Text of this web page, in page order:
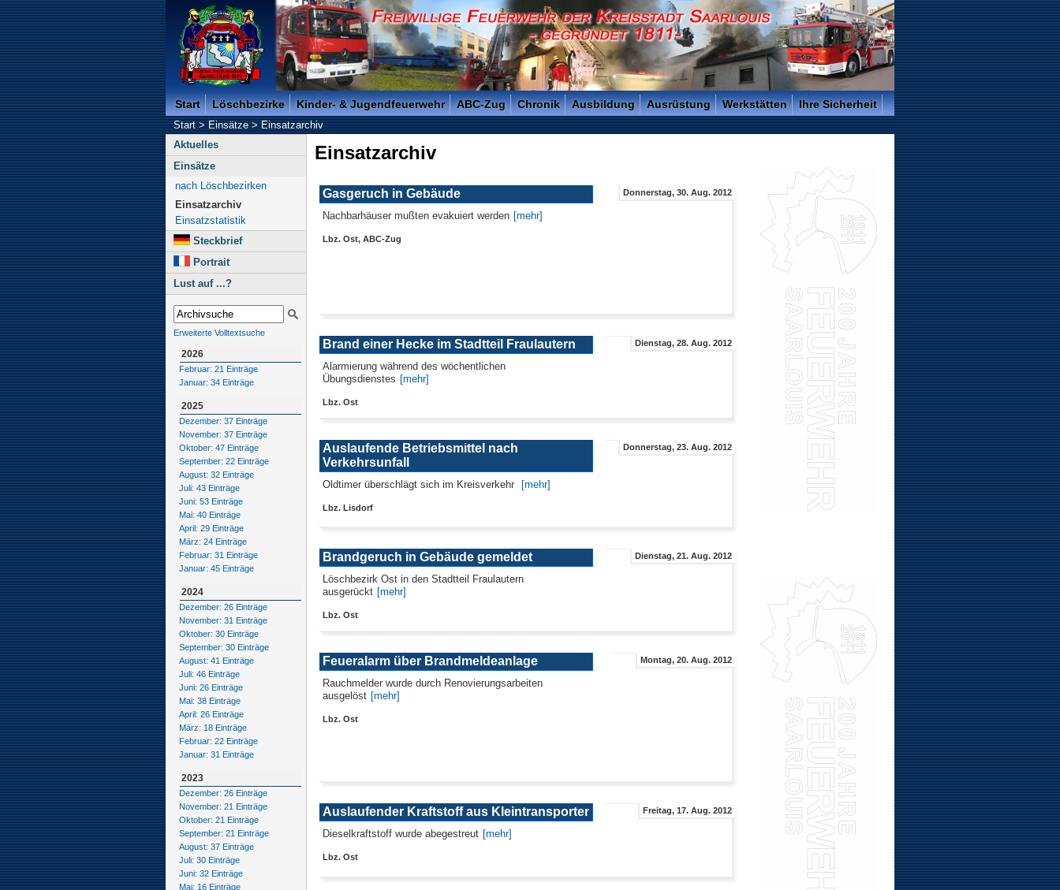
Freiwillige Feuerwehr der Kreisstadt Saarlouis - Gegründet 1811 -
Start Löschbezirke Kinder- & Jugendfeuerwehr ABC-Zug Chronik Ausbildung Ausrüstung Werkstätten Ihre Sicherheit
Start>Einsätze>Einsatzarchiv
Aktuelles
Einsätze
nach Löschbezirken
Einsatzarchiv
Einsatzstatistik
Steckbrief
Portrait
Lust auf ...?
Erweiterte Volltextsuche
2026
Februar: 21 Einträge
Januar: 34 Einträge
2025
Dezember: 37 Einträge
November: 37 Einträge
Oktober: 47 Einträge
September: 22 Einträge
August: 32 Einträge
Juli: 43 Einträge
Juni: 53 Einträge
Mai: 40 Einträge
April: 29 Einträge
März: 24 Einträge
Februar: 31 Einträge
Januar: 45 Einträge
2024
Dezember: 26 Einträge
November: 31 Einträge
Oktober: 30 Einträge
September: 30 Einträge
August: 41 Einträge
Juli: 46 Einträge
Juni: 26 Einträge
Mai: 38 Einträge
April: 26 Einträge
März: 18 Einträge
Februar: 22 Einträge
Januar: 31 Einträge
2023
Dezember: 26 Einträge
November: 21 Einträge
Oktober: 21 Einträge
September: 21 Einträge
August: 37 Einträge
Juli: 30 Einträge
Juni: 32 Einträge
Mai: 16 Einträge
Einsatzarchiv
Donnerstag, 30. Aug. 2012
Gasgeruch in Gebäude
Nachbarhäuser mußten evakuiert werden [mehr]
Lbz. Ost, ABC-Zug
Dienstag, 28. Aug. 2012
Brand einer Hecke im Stadtteil Fraulautern
Alarmierung während des wöchentlichen
Übungsdienstes [mehr]
Lbz. Ost
Donnerstag, 23. Aug. 2012
Auslaufende Betriebsmittel nach
Verkehrsunfall
Oldtimer überschlägt sich im Kreisverkehr [mehr]
Lbz. Lisdorf
Dienstag, 21. Aug. 2012
Brandgeruch in Gebäude gemeldet
Löschbezirk Ost in den Stadtteil Fraulautern
ausgerückt [mehr]
Lbz. Ost
Montag, 20. Aug. 2012
Feueralarm über Brandmeldeanlage
Rauchmelder wurde durch Renovierungsarbeiten
ausgelöst [mehr]
Lbz. Ost
Freitag, 17. Aug. 2012
Auslaufender Kraftstoff aus Kleintransporter
Dieselkraftstoff wurde abegestreut [mehr]
Lbz. Ost